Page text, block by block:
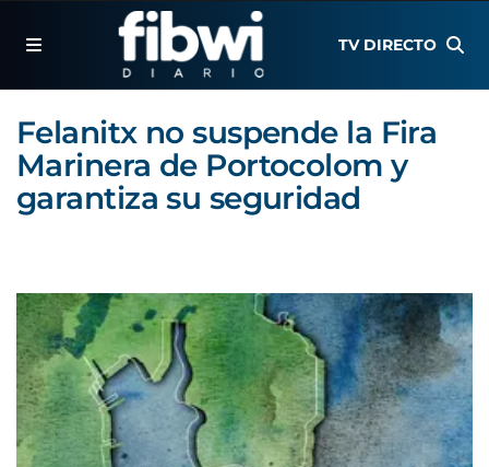
TV DIRECTO
Felanitx no suspende la Fira
Marinera de Portocolom y
garantiza su seguridad